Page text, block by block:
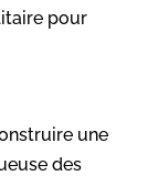
pour
une
des